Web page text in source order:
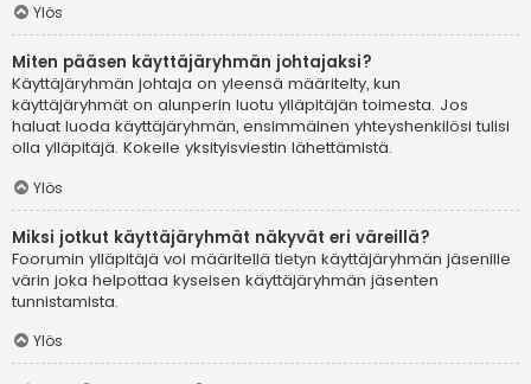
Ylös
Miten pääsen käyttäjäryhmän johtajaksi?
Käyttäjäryhmän johtaja on yleensä määritelty, kun
käyttäjäryhmät on alunperin luotu ylläpitäjän toimesta. Jos
haluat luoda käyttäjäryhmän, ensimmäinen yhteyshenkilösi tulisi
olla ylläpitäjä. Kokeile yksityisviestin lähettämistä.
Ylös
Miksi jotkut käyttäjäryhmät näkyvät eri väreillä?
Foorumin ylläpitäjä voi määritellä tietyn käyttäjäryhmän jäsenille
värin joka helpottaa kyseisen käyttäjäryhmän jäsenten
tunnistamista.
Ylös